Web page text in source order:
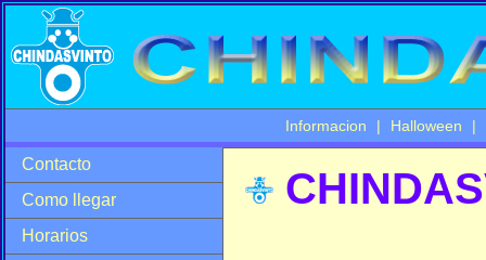
Informacion | Halloween |
Contacto
Como llegar
Horarios